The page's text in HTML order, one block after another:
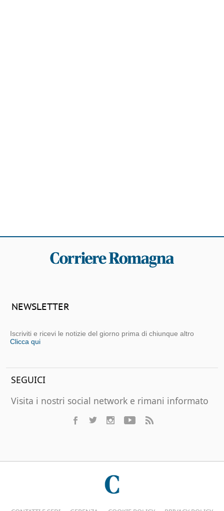
NEWSLETTER
Iscriviti e ricevi le notizie del giorno prima di chiunque altro
Clicca qui
SEGUICI
Visita i nostri social network e rimani informato